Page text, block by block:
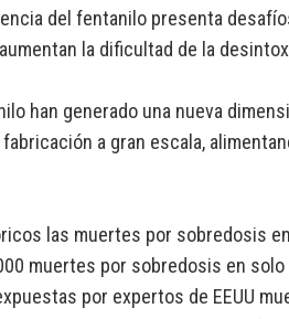
del fentanilo presenta
la dificultad de la
han generado una nueva
a gran escala,
las muertes por sobredosis
muertes por sobredosis en solo
por expertos de EEUU